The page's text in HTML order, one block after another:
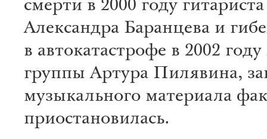
смерти в 2000 году
Александра Баранцева и
в автокатастрофе в 2002
группы Артура Пилявина,
музыкального материала
приостановилась.